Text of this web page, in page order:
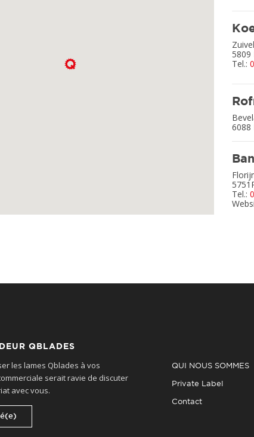
5809
Tel.:
6088
Tel.:
QBLADES
les lames Qblades à vos
serait ravie de discuter
avec vous.
QUI NOUS SOMMES
Private Label
Contact